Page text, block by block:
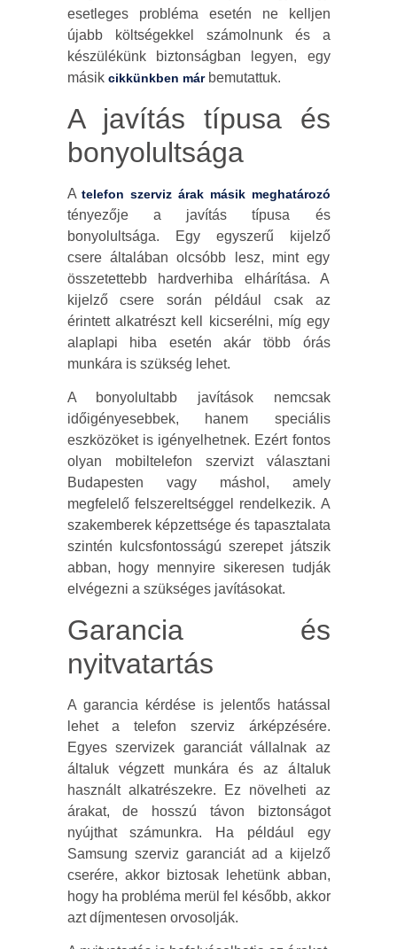
esetleges probléma esetén ne kelljen
újabb költségekkel számolnunk és a
készülékünk biztonságban legyen, egy
másik cikkünkben márbemutattuk.
A javítás típusa és
bonyolultsága
Atelefon szerviz árak másik meghatározó
tényezője a javítás típusa és
bonyolultsága. Egy egyszerű kijelző
csere általában olcsóbb lesz, mint egy
összetettebb hardverhiba elhárítása. A
kijelző csere során például csak az
érintett alkatrészt kell kicserélni, míg egy
alaplapi hiba esetén akár több órás
munkára is szükség lehet.
A bonyolultabb javítások nemcsak
időigényesebbek, hanem speciális
eszközöket is igényelhetnek. Ezért fontos
olyan mobiltelefon szervizt választani
Budapesten vagy máshol, amely
megfelelő felszereltséggel rendelkezik. A
szakemberek képzettsége és tapasztalata
szintén kulcsfontosságú szerepet játszik
abban, hogy mennyire sikeresen tudják
elvégezni a szükséges javításokat.
Garancia és
nyitvatartás
A garancia kérdése is jelentős hatással
lehet a telefon szerviz árképzésére.
Egyes szervizek garanciát vállalnak az
általuk végzett munkára és az általuk
használt alkatrészekre. Ez növelheti az
árakat, de hosszú távon biztonságot
nyújthat számunkra. Ha például egy
Samsung szerviz garanciát ad a kijelző
cserére, akkor biztosak lehetünk abban,
hogy ha probléma merül fel később, akkor
azt díjmentesen orvosolják.